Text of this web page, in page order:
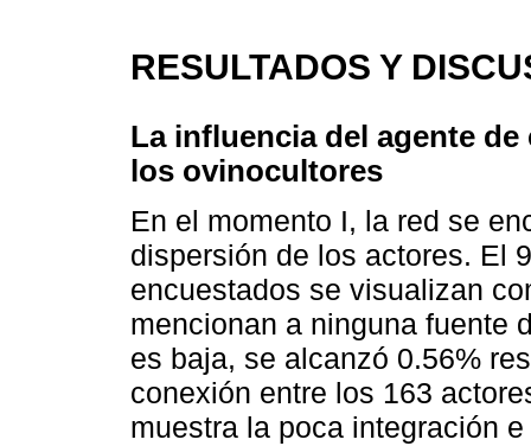
RESULTADOS Y
La influencia del agente
los ovinocultores
En el momento I, la red se
dispersión de los actores. El
encuestados se visualizan
mencionan a ninguna fuente
es baja, se alcanzó 0.56%
conexión entre los 163
muestra la poca integración